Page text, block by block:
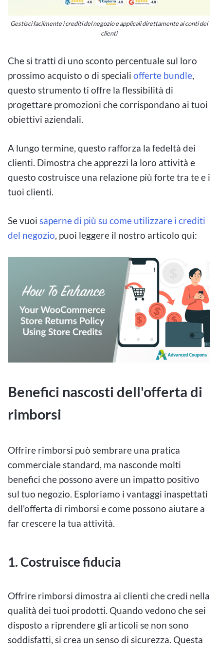
Gestisci facilmente i crediti del negozio e applicali direttamente ai conti dei
clienti
Che si tratti di uno sconto percentuale sul loro
prossimo acquisto o di speciali offerte bundle,
questo strumento ti offre la flessibilità di
progettare promozioni che corrispondano ai tuoi
obiettivi aziendali.
A lungo termine, questo rafforza la fedeltà dei
clienti. Dimostra che apprezzi la loro attività e
questo costruisce una relazione più forte tra te e i
tuoi clienti.
Se vuoi saperne di più su come utilizzare i crediti
del negozio, puoi leggere il nostro articolo qui:
Benefici nascosti dell'offerta di
rimborsi
Offrire rimborsi può sembrare una pratica
commerciale standard, ma nasconde molti
benefici che possono avere un impatto positivo
sul tuo negozio. Esploriamo i vantaggi inaspettati
dell'offerta di rimborsi e come possono aiutare a
far crescere la tua attività.
1. Costruisce fiducia
Offrire rimborsi dimostra ai clienti che credi nella
qualità dei tuoi prodotti. Quando vedono che sei
disposto a riprendere gli articoli se non sono
soddisfatti, si crea un senso di sicurezza. Questa